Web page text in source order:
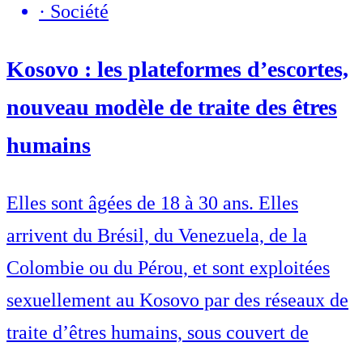
· Société
Kosovo : les plateformes d’escortes,
nouveau modèle de traite des êtres
humains
Elles sont âgées de 18 à 30 ans. Elles
arrivent du Brésil, du Venezuela, de la
Colombie ou du Pérou, et sont exploitées
sexuellement au Kosovo par des réseaux de
traite d’êtres humains, sous couvert de